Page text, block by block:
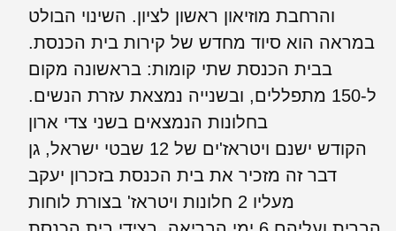
והרחבת מוזיאון ראשון לציון. השינוי הבולט
במראה הוא סיוד מחדש של קירות בית הכנסת.
בבית הכנסת שתי קומות: בראשונה מקום
ל-150 מתפללים, ובשנייה נמצאת עזרת הנשים.
בחלונות הנמצאים בשני צדי ארון
הקודש ישנם ויטראז'ים של 12 שבטי ישראל, גן
דבר זה מזכיר את בית הכנסת בזכרון יעקב
מעליו 2 חלונות ויטראז' בצורת לוחות